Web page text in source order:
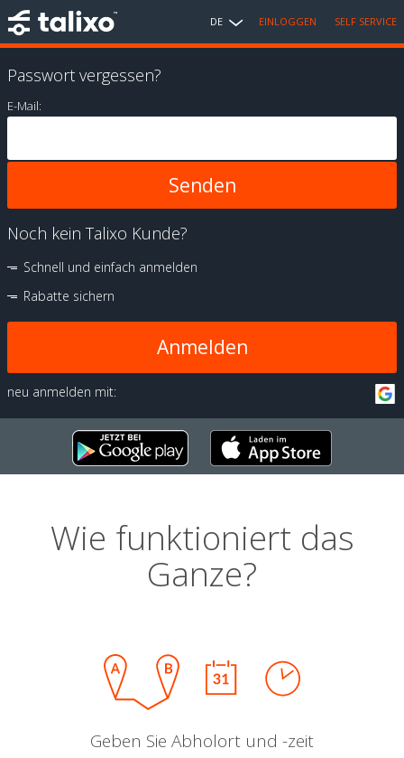
DE EINLOGGEN SELF SERVICE
Passwort vergessen?
E-Mail:
Noch kein Talixo Kunde?
Schnell und einfach anmelden
Rabatte sichern
Anmelden
neu anmelden mit:
Wie funktioniert das
Ganze?
Geben Sie Abholort und -zeit